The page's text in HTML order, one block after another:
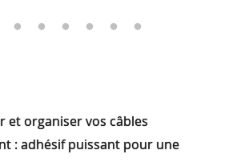
et organiser vos câbles
: adhésif puissant pour une